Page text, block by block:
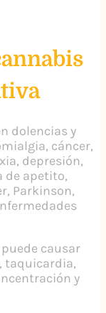
dolencias y
cáncer,
depresión,
de apetito,
Parkinson,
causar
taquicardia,
y